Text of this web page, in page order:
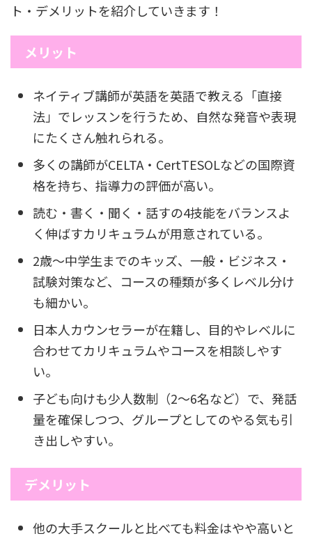
ト・デメリットを紹介していきます！
メリット
ネイティブ講師が英語を英語で教える「直接
法」でレッスンを行うため、自然な発音や表現
にたくさん触れられる。
多くの講師がCELTA・CertTESOLなどの国際資
格を持ち、指導力の評価が高い。
読む・書く・聞く・話すの4技能をバランスよ
く伸ばすカリキュラムが用意されている。
2歳〜中学生までのキッズ、一般・ビジネス・
試験対策など、コースの種類が多くレベル分け
も細かい。
日本人カウンセラーが在籍し、目的やレベルに
合わせてカリキュラムやコースを相談しやす
い。
子ども向けも少人数制（2〜6名など）で、発話
量を確保しつつ、グループとしてのやる気も引
き出しやすい。
デメリット
他の大手スクールと比べても料金はやや高いと